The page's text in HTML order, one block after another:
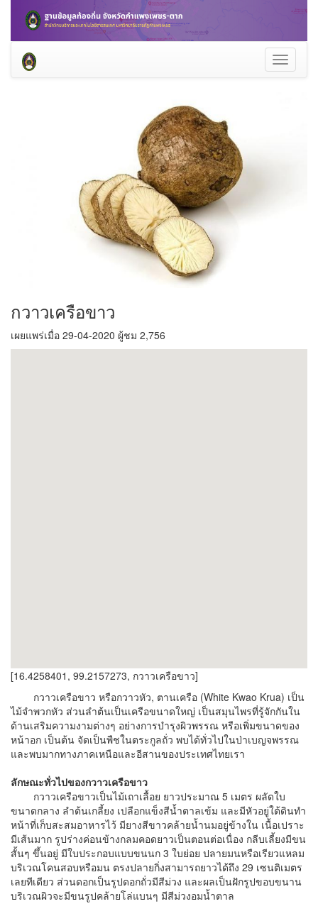
Toggle
กวาวเครือขาว
เผยแพร่เมื่อ 29-04-2020 ผู้ชม 2,756
[16.4258401, 99.2157273, กวาวเครือขาว]
กวาวเครือขาว หรือกวาวหัว, ตานเครือ (White Kwao Krua) เป็น
ไม้จำพวกหัว ส่วนลำต้นเป็นเครือขนาดใหญ่ เป็นสมุนไพรที่รู้จักกันใน
ด้านเสริมความงามต่างๆ อย่างการบำรุงผิวพรรณ หรือเพิ่มขนาดของ
หน้าอก เป็นต้น จัดเป็นพืชในตระกูลถั่ว พบได้ทั่วไปในป่าเบญจพรรณ
และพบมากทางภาคเหนือและอีสานของประเทศไทยเรา
ลักษณะทั่วไปของกวาวเครือขาว
กวาวเครือขาวเป็นไม้เถาเลื้อย ยาวประมาณ 5 เมตร ผลัดใบ
ขนาดกลาง ลำต้นเกลี้ยง เปลือกแข็งสีน้ำตาลเข้ม และมีหัวอยู่ใต้ดินทำ
หน้าที่เก็บสะสมอาหารไว้ มียางสีขาวคล้ายน้ำนมอยู่ข้างใน เนื้อเปราะ
มีเส้นมาก รูปร่างค่อนข้างกลมคอดยาวเป็นตอนต่อเนื่อง กลีบเลี้ยงมีขน
สั้นๆ ขึ้นอยู่ มีใบประกอบแบบขนนก 3 ใบย่อย ปลายมนหรือเรียวแหลม
บริเวณโคนสอบหรือมน ตรงปลายกิ่งสามารถยาวได้ถึง 29 เซนติเมตร
เลยทีเดียว ส่วนดอกเป็นรูปดอกถั่วมีสีม่วง และผลเป็นฝักรูปขอบขนาน
บริเวณผิวจะมีขนรูปคล้ายโล่แบนๆ มีสีม่วงอมน้ำตาล